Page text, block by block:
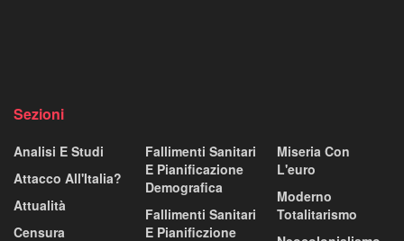
Sezioni
Analisi E Studi
Attacco All'Italia?
Attualità
Censura
Fallimenti Sanitari
E Pianificazione
Demografica
Fallimenti Sanitari
E Pianificzione
Miseria Con
L'euro
Moderno
Totalitarismo